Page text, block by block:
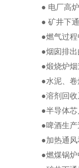
● 电厂高
● 矿井下
●燃气过
●烟囱排
●煅烧炉
●水泥、
●溶剂回
●半导体
●啤酒生
●加热通
●燃煤锅